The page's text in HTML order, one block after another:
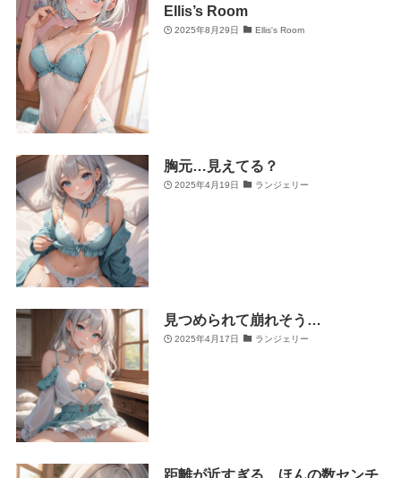
Ellis’s Room
2025年8月29日 Ellis's Room
胸元…見えてる？
2025年4月19日 ランジェリー
見つめられて崩れそう…
2025年4月17日 ランジェリー
距離が近すぎる…ほんの数センチ